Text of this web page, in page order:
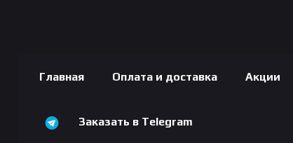
Главная Оплата и доставка Акции
Заказать в Telegram